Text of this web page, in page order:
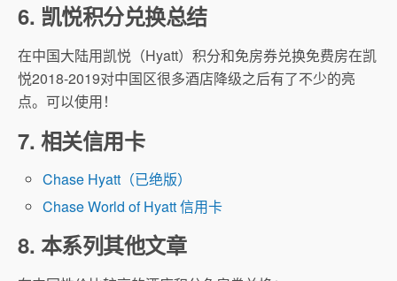
6. 凯悦积分兑换总结
在中国大陆用凯悦（Hyatt）积分和免房券兑换免费房在凯
悦2018-2019对中国区很多酒店降级之后有了不少的亮
点。可以使用！
7. 相关信用卡
Chase Hyatt（已绝版）
Chase World of Hyatt 信用卡
8. 本系列其他文章